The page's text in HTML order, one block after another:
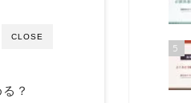
CLOSE
？
5